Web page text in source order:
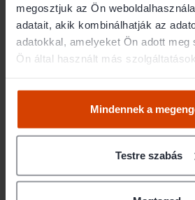
megosztjuk az Ön
adatait, akik kombinálhatják az
adatokkal, amelyeket Ön adott meg
Ön által használt más
Mindennek a
Testre szabás
2890 Tata Május 1. út 26. I.
Ügyfélfogadás